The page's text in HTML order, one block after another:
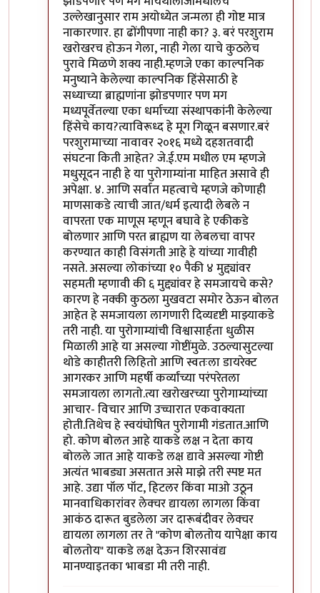
उल्लेखानुसार राम अयोध्येत जन्मला ही गोष्ट मात्र
नाकारणार. हा ढोंगीपणा नाही का? ३. बरं परशुराम
खरोखरच होऊन गेला, नाही गेला याचे कुठलेच
पुरावे मिळणे शक्य नाही.म्हणजे एका काल्पनिक
मनुष्याने केलेल्या काल्पनिक हिंसेसाठी हे
सध्याच्या ब्राह्मणांना झोडपणार पण मग
मध्यपूर्वेतल्या एका धर्माच्या संस्थापकांनी केलेल्या
हिंसेचे काय?त्याविरूध्द हे मूग गिळून बसणार.बरं
परशुरामाच्या नावावर २०१६ मध्ये दहशतवादी
संघटना किती आहेत? जे.ई.एम मधील एम म्हणजे
मधुसूदन नाही हे या पुरोगाम्यांना माहित असावे ही
अपेक्षा. ४. आणि सर्वात महत्वाचे म्हणजे कोणाही
माणसाकडे त्याची जात/धर्म इत्यादी लेबले न
वापरता एक माणूस म्हणून बघावे हे एकीकडे
बोलणार आणि परत ब्राह्मण या लेबलचा वापर
करण्यात काही विसंगती आहे हे यांच्या गावीही
नसते. असल्या लोकांच्या १० पैकी ४ मुद्द्यांवर
सहमती म्हणावी की ६ मुद्द्यांवर हे समजायचे कसे?
कारण हे नक्की कुठला मुखवटा समोर ठेऊन बोलत
आहेत हे समजायला लागणारी दिव्यदृष्टी माझ्याकडे
तरी नाही. या पुरोगाम्यांची विश्वासार्हता धुळीस
मिळाली आहे या असल्या गोष्टींमुळे. उठल्यासुटल्या
थोडे काहीतरी लिहितो आणि स्वतःला डायरेक्ट
आगरकर आणि महर्षी कर्व्यांच्या परंपरेतला
समजायला लागतो.त्या खरोखरच्या पुरोगाम्यांच्या
आचार- विचार आणि उच्चारात एकवाक्यता
होती.तिथेच हे स्वयंघोषित पुरोगामी गंडतात.आणि
हो. कोण बोलत आहे याकडे लक्ष न देता काय
बोलले जात आहे याकडे लक्ष द्यावे असल्या गोष्टी
अत्यंत भाबड्या असतात असे माझे तरी स्पष्ट मत
आहे. उद्या पॉल पॉट, हिटलर किंवा माओ उठून
मानवाधिकारांवर लेक्चर द्यायला लागला किंवा
आकंठ दारूत बुडलेला जर दारूबंदीवर लेक्चर
द्यायला लागला तर ते "कोण बोलतोय यापेक्षा काय
बोलतोय" याकडे लक्ष देऊन शिरसावंद्य
मानण्याइतका भाबडा मी तरी नाही.